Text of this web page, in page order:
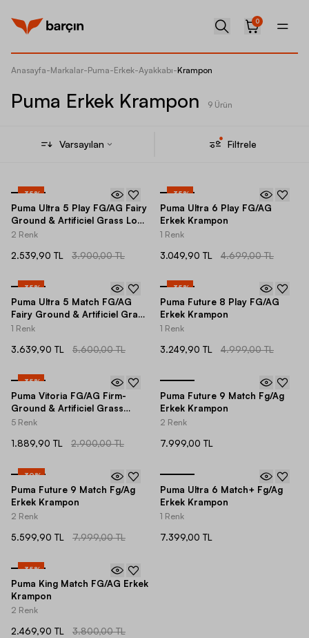
0
Anasayfa-Markalar-Puma-Erkek-Ayakkabı-Krampon
Puma Erkek Krampon 9 Ürün
Varsayılan Filtrele
-35%
Puma Ultra 5 Play FG/AG Fairy
Ground & Artificiel Grass Low-
Top Erkek Krampon
2 Renk
2.539,90 TL 3.900,00 TL
-35%
Puma Ultra 6 Play FG/AG
Erkek Krampon
1 Renk
3.049,90 TL 4.699,00 TL
-35%
Puma Ultra 5 Match FG/AG
Fairy Ground & Artificiel Grass
Low-Top Erkek Krampon
1 Renk
3.639,90 TL 5.600,00 TL
-35%
Puma Future 8 Play FG/AG
Erkek Krampon
1 Renk
3.249,90 TL 4.999,00 TL
-35%
Puma Vitoria FG/AG Firm-
Ground & Artificiel Grass
Erkek Krampon
5 Renk
1.889,90 TL 2.900,00 TL
Puma Future 9 Match Fg/Ag
Erkek Krampon
2 Renk
7.999,00 TL
-30%
Puma Future 9 Match Fg/Ag
Erkek Krampon
2 Renk
5.599,90 TL 7.999,00 TL
Puma Ultra 6 Match+ Fg/Ag
Erkek Krampon
1 Renk
7.399,00 TL
-35%
Puma King Match FG/AG Erkek
Krampon
2 Renk
2.469,90 TL 3.800,00 TL